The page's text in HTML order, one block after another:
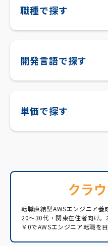
職種で探す
開発言語で探す
単価で探す
転職直結型AWSエンジニア養
20〜30代・関東在住者向け。
￥0でAWSエンジニア転職を目